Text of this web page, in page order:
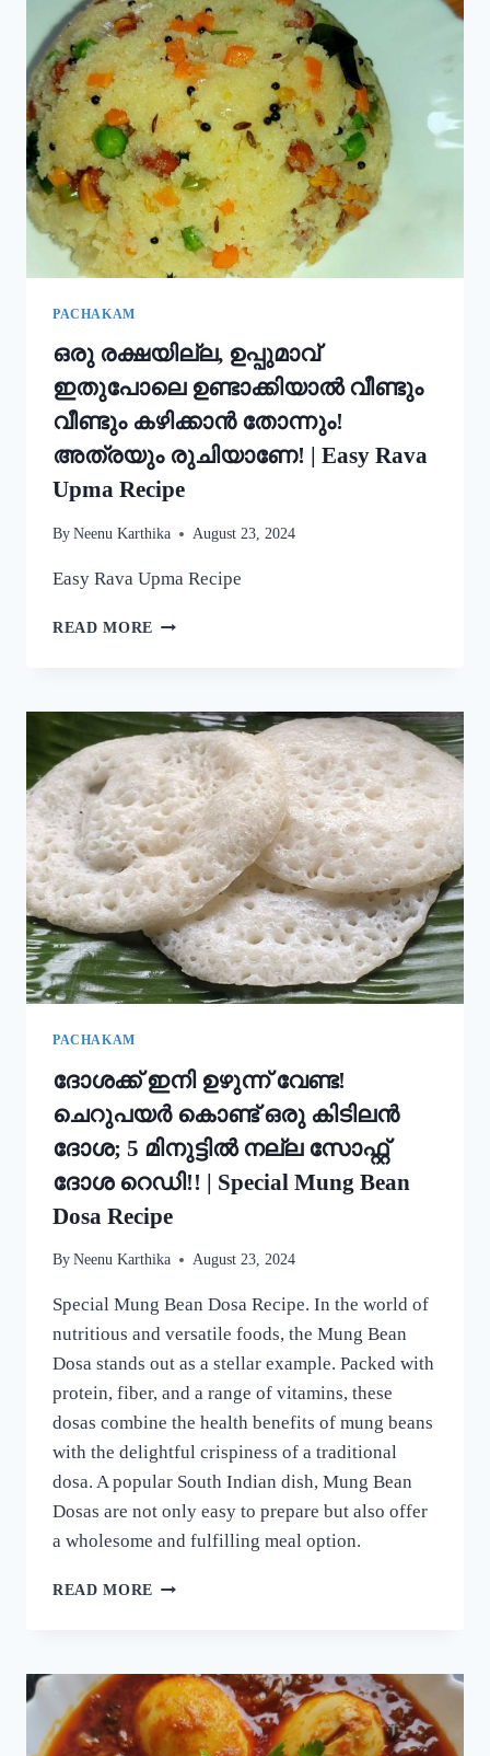
ഇതും
കൂടി
ചേർത്ത്
പൊടി
നനക്കു!
ചോറ്
കൊണ്ട്
നല്ല
സോഫ്റ്റ്
പുട്ട്
റെഡി!!
|
PACHAKAM
ഒരു രക്ഷയില്ല, ഉപ്പുമാവ്
ഇതുപോലെ ഉണ്ടാക്കിയാൽ വീണ്ടും
വീണ്ടും കഴിക്കാൻ തോന്നും!
അത്രയും രുചിയാണേ! | Easy Rava
Upma Recipe
By Neenu Karthika August 23, 2024
Easy Rava Upma Recipe
READ MORE ഒരു
ഉണ്ടാക്കിയാൽ
വീണ്ടും
വീണ്ടും
കഴിക്കാൻ
തോന്നും!
അത്രയും
രുചിയാണേ!
|
EASY
RAVA
UPMA
RECIPE
PACHAKAM
ദോശക്ക് ഇനി ഉഴുന്ന് വേണ്ട!
ചെറുപയർ കൊണ്ട് ഒരു കിടിലൻ
ദോശ; 5 മിനുട്ടിൽ നല്ല സോഫ്റ്റ്
ദോശ റെഡി!! | Special Mung Bean
Dosa Recipe
By Neenu Karthika August 23, 2024
Special Mung Bean Dosa Recipe. In the world of
nutritious and versatile foods, the Mung Bean
Dosa stands out as a stellar example. Packed with
protein, fiber, and a range of vitamins, these
dosas combine the health benefits of mung beans
with the delightful crispiness of a traditional
dosa. A popular South Indian dish, Mung Bean
Dosas are not only easy to prepare but also offer
a wholesome and fulfilling meal option.
READ MORE ദോശക്ക്
ചെറുപയർ
കൊണ്ട്
ഒരു
കിടിലൻ